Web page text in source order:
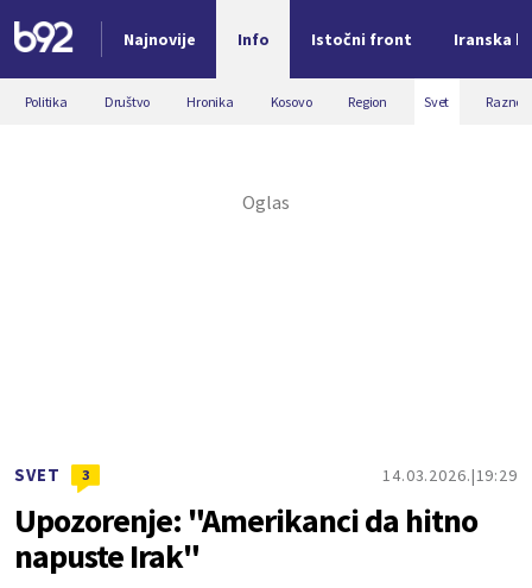
Najnovije Info Istočni front Iranska
Nova vest
Politika Društvo Hronika Kosovo Region Svet Razno
SVET 3 14.03.2026. 19:29
Upozorenje: "Amerikanci da hitno
napuste Irak"